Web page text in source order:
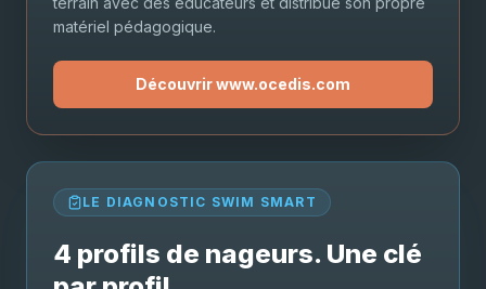
matériel pédagogique.
Découvrir www.ocedis.com
LE DIAGNOSTIC SWIM SMART
4 profils de nageurs. Une clé